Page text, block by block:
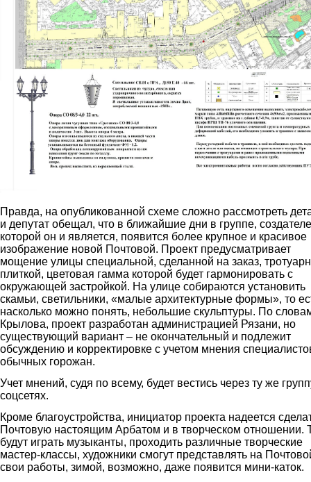
Правда, на опубликованной схеме сложно рассмотреть
и депутат обещал, что в ближайшие дни в группе,
которой он и является, появится более крупное и красивое
изображение новой Почтовой. Проект предусматривает
мощение улицы специальной, сделанной на заказ,
плиткой, цветовая гамма которой будет гармонировать с
окружающей застройкой. На улице собираются установить
скамьи, светильники, «малые архитектурные формы», то
насколько можно понять, небольшие скульптуры. По
Крылова, проект разработан администрацией Рязани, но
существующий вариант – не окончательный и подлежит
обсуждению и корректировке с учетом мнения
обычных горожан.
Учет мнений, судя по всему, будет вестись через ту же
соцсетях.
Кроме благоустройства, инициатор проекта надеется
Почтовую настоящим Арбатом и в творческом отношении.
будут играть музыканты, проходить различные творческие
мастер-классы, художники смогут представлять на
свои работы, зимой, возможно, даже появится мини-каток.